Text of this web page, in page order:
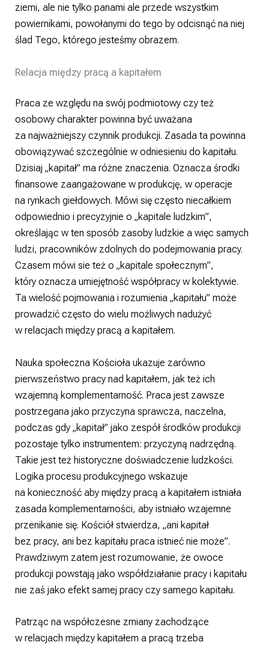
ziemi, ale nie tylko panami ale przede wszystkim
powiernikami, powołanymi do tego by odcisnąć na niej
ślad Tego, którego jesteśmy obrazem.
Relacja między pracą a kapitałem
Praca ze względu na swój podmiotowy czy też
osobowy charakter powinna być uważana
za najważniejszy czynnik produkcji. Zasada ta powinna
obowiązywać szczególnie w odniesieniu do kapitału.
Dzisiaj „kapitał” ma różne znaczenia. Oznacza środki
finansowe zaangażowane w produkcję, w operacje
na rynkach giełdowych. Mówi się często niecałkiem
odpowiednio i precyzyjnie o „kapitale ludzkim”,
określając w ten sposób zasoby ludzkie a więc samych
ludzi, pracowników zdolnych do podejmowania pracy.
Czasem mówi sie też o „kapitale społecznym”,
który oznacza umiejętność współpracy w kolektywie.
Ta wielość pojmowania i rozumienia „kapitału” może
prowadzić często do wielu możliwych nadużyć
w relacjach między pracą a kapitałem.
Nauka społeczna Kościoła ukazuje zarówno
pierwszeństwo pracy nad kapitałem, jak też ich
wzajemną komplementarność. Praca jest zawsze
postrzegana jako przyczyna sprawcza, naczelna,
podczas gdy „kapitał” jako zespół środków produkcji
pozostaje tylko instrumentem: przyczyną nadrzędną.
Takie jest też historyczne doświadczenie ludzkości.
Logika procesu produkcyjnego wskazuje
na konieczność aby między pracą a kapitałem istniała
zasada komplementarności, aby istniało wzajemne
przenikanie się. Kościół stwierdza, „ani kapitał
bez pracy, ani bez kapitału praca istnieć nie może”.
Prawdziwym zatem jest rozumowanie, że owoce
produkcji powstają jako współdziałanie pracy i kapitału
nie zaś jako efekt samej pracy czy samego kapitału.
Patrząc na współczesne zmiany zachodzące
w relacjach między kapitałem a pracą trzeba